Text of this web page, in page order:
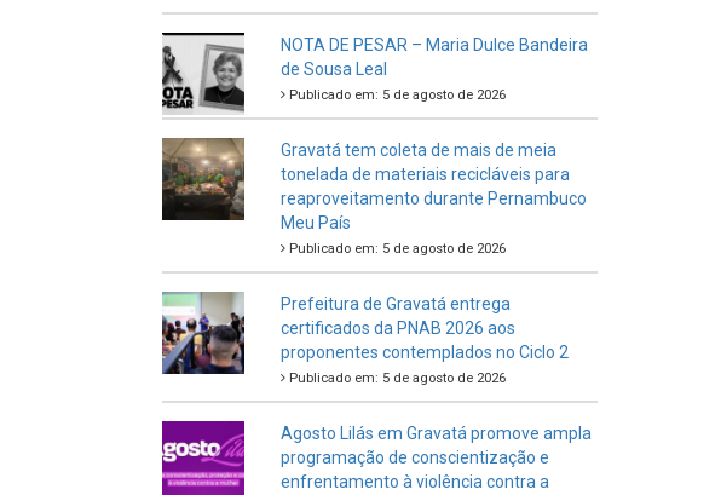
NOTA DE PESAR – Maria Dulce Bandeira
de Sousa Leal
Publicado em: 5 de agosto de 2026
Gravatá tem coleta de mais de meia
tonelada de materiais recicláveis para
reaproveitamento durante Pernambuco
Meu País
Publicado em: 5 de agosto de 2026
Prefeitura de Gravatá entrega
certificados da PNAB 2026 aos
proponentes contemplados no Ciclo 2
Publicado em: 5 de agosto de 2026
Agosto Lilás em Gravatá promove ampla
programação de conscientização e
enfrentamento à violência contra a